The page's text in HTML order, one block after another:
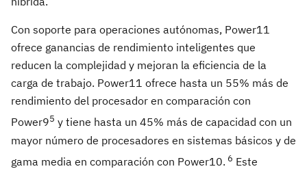
Con soporte para operaciones autónomas, Power11
ofrece ganancias de rendimiento inteligentes que
reducen la complejidad y mejoran la eficiencia de la
carga de trabajo. Power11 ofrece hasta un 55% más de
rendimiento del procesador en comparación con
Power95 y tiene hasta un 45% más de capacidad con un
mayor número de procesadores en sistemas básicos y de
gama media en comparación con Power10. 6 Este